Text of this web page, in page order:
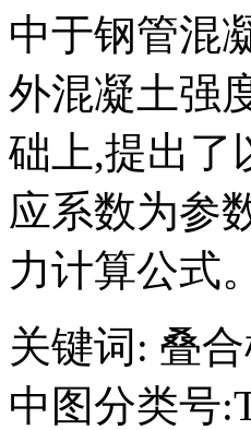
中于钢管混
外混凝土强
础上,提出了
应系数为参
力计算公式。
关键词 : 叠
中图分类号